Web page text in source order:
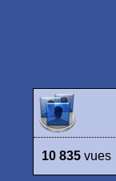
10 835 vues